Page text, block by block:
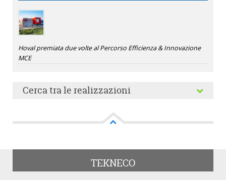
Hoval premiata due volte al Percorso Efficienza & Innovazione
MCE
Cerca tra le realizzazioni
TEKNECO